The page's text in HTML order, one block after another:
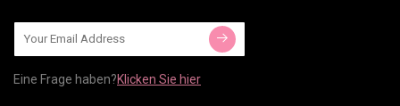
Eine Frage haben?Klicken Sie hier